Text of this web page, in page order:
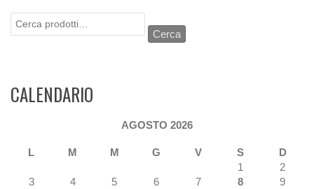
Cerca:
Cerca
CALENDARIO
AGOSTO 2026
L M M G V S
D
1
2
3
4 5 6 7 8
9